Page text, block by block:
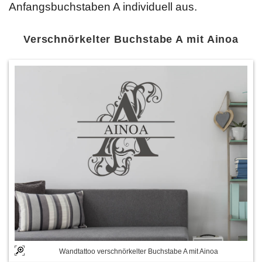
Anfangsbuchstaben A individuell aus.
Verschnörkelter Buchstabe A mit Ainoa
Wandtattoo verschnörkelter Buchstabe A mit Ainoa